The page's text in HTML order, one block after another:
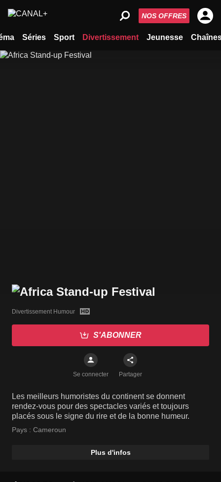
Séries Sport Divertissement Jeunesse
NOS OFFRES
Divertissement Humour
S'ABONNER
Se connecter Partager
Les meilleurs humoristes du continent se donnent
rendez-vous pour des spectacles variés et toujours
placés sous le signe du rire et de la bonne humeur.
Pays : Cameroun
Plus d'infos